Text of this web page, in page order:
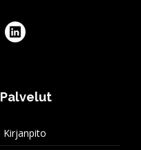
Palvelut
Kirjanpito